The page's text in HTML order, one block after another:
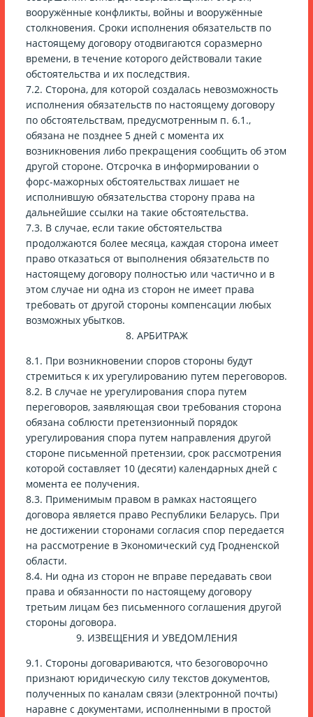
вооружённые конфликты, войны и вооружённые
столкновения. Сроки исполнения обязательств по
настоящему договору отодвигаются соразмерно
времени, в течение которого действовали такие
обстоятельства и их последствия.
7.2. Сторона, для которой создалась невозможность
исполнения обязательств по настоящему договору
по обстоятельствам, предусмотренным п. 6.1.,
обязана не позднее 5 дней с момента их
возникновения либо прекращения сообщить об этом
другой стороне. Отсрочка в информировании о
форс-мажорных обстоятельствах лишает не
исполнившую обязательства сторону права на
дальнейшие ссылки на такие обстоятельства.
7.3. В случае, если такие обстоятельства
продолжаются более месяца, каждая сторона имеет
право отказаться от выполнения обязательств по
настоящему договору полностью или частично и в
этом случае ни одна из сторон не имеет права
требовать от другой стороны компенсации любых
возможных убытков.
8. АРБИТРАЖ
8.1. При возникновении споров стороны будут
стремиться к их урегулированию путем переговоров.
8.2. В случае не урегулирования спора путем
переговоров, заявляющая свои требования сторона
обязана соблюсти претензионный порядок
урегулирования спора путем направления другой
стороне письменной претензии, срок рассмотрения
которой составляет 10 (десяти) календарных дней с
момента ее получения.
8.3. Применимым правом в рамках настоящего
договора является право Республики Беларусь. При
не достижении сторонами согласия спор передается
на рассмотрение в Экономический суд Гродненской
области.
8.4. Ни одна из сторон не вправе передавать свои
права и обязанности по настоящему договору
третьим лицам без письменного соглашения другой
стороны договора.
9. ИЗВЕЩЕНИЯ И УВЕДОМЛЕНИЯ
9.1. Стороны договариваются, что безоговорочно
признают юридическую силу текстов документов,
полученных по каналам связи (электронной почты)
наравне с документами, исполненными в простой